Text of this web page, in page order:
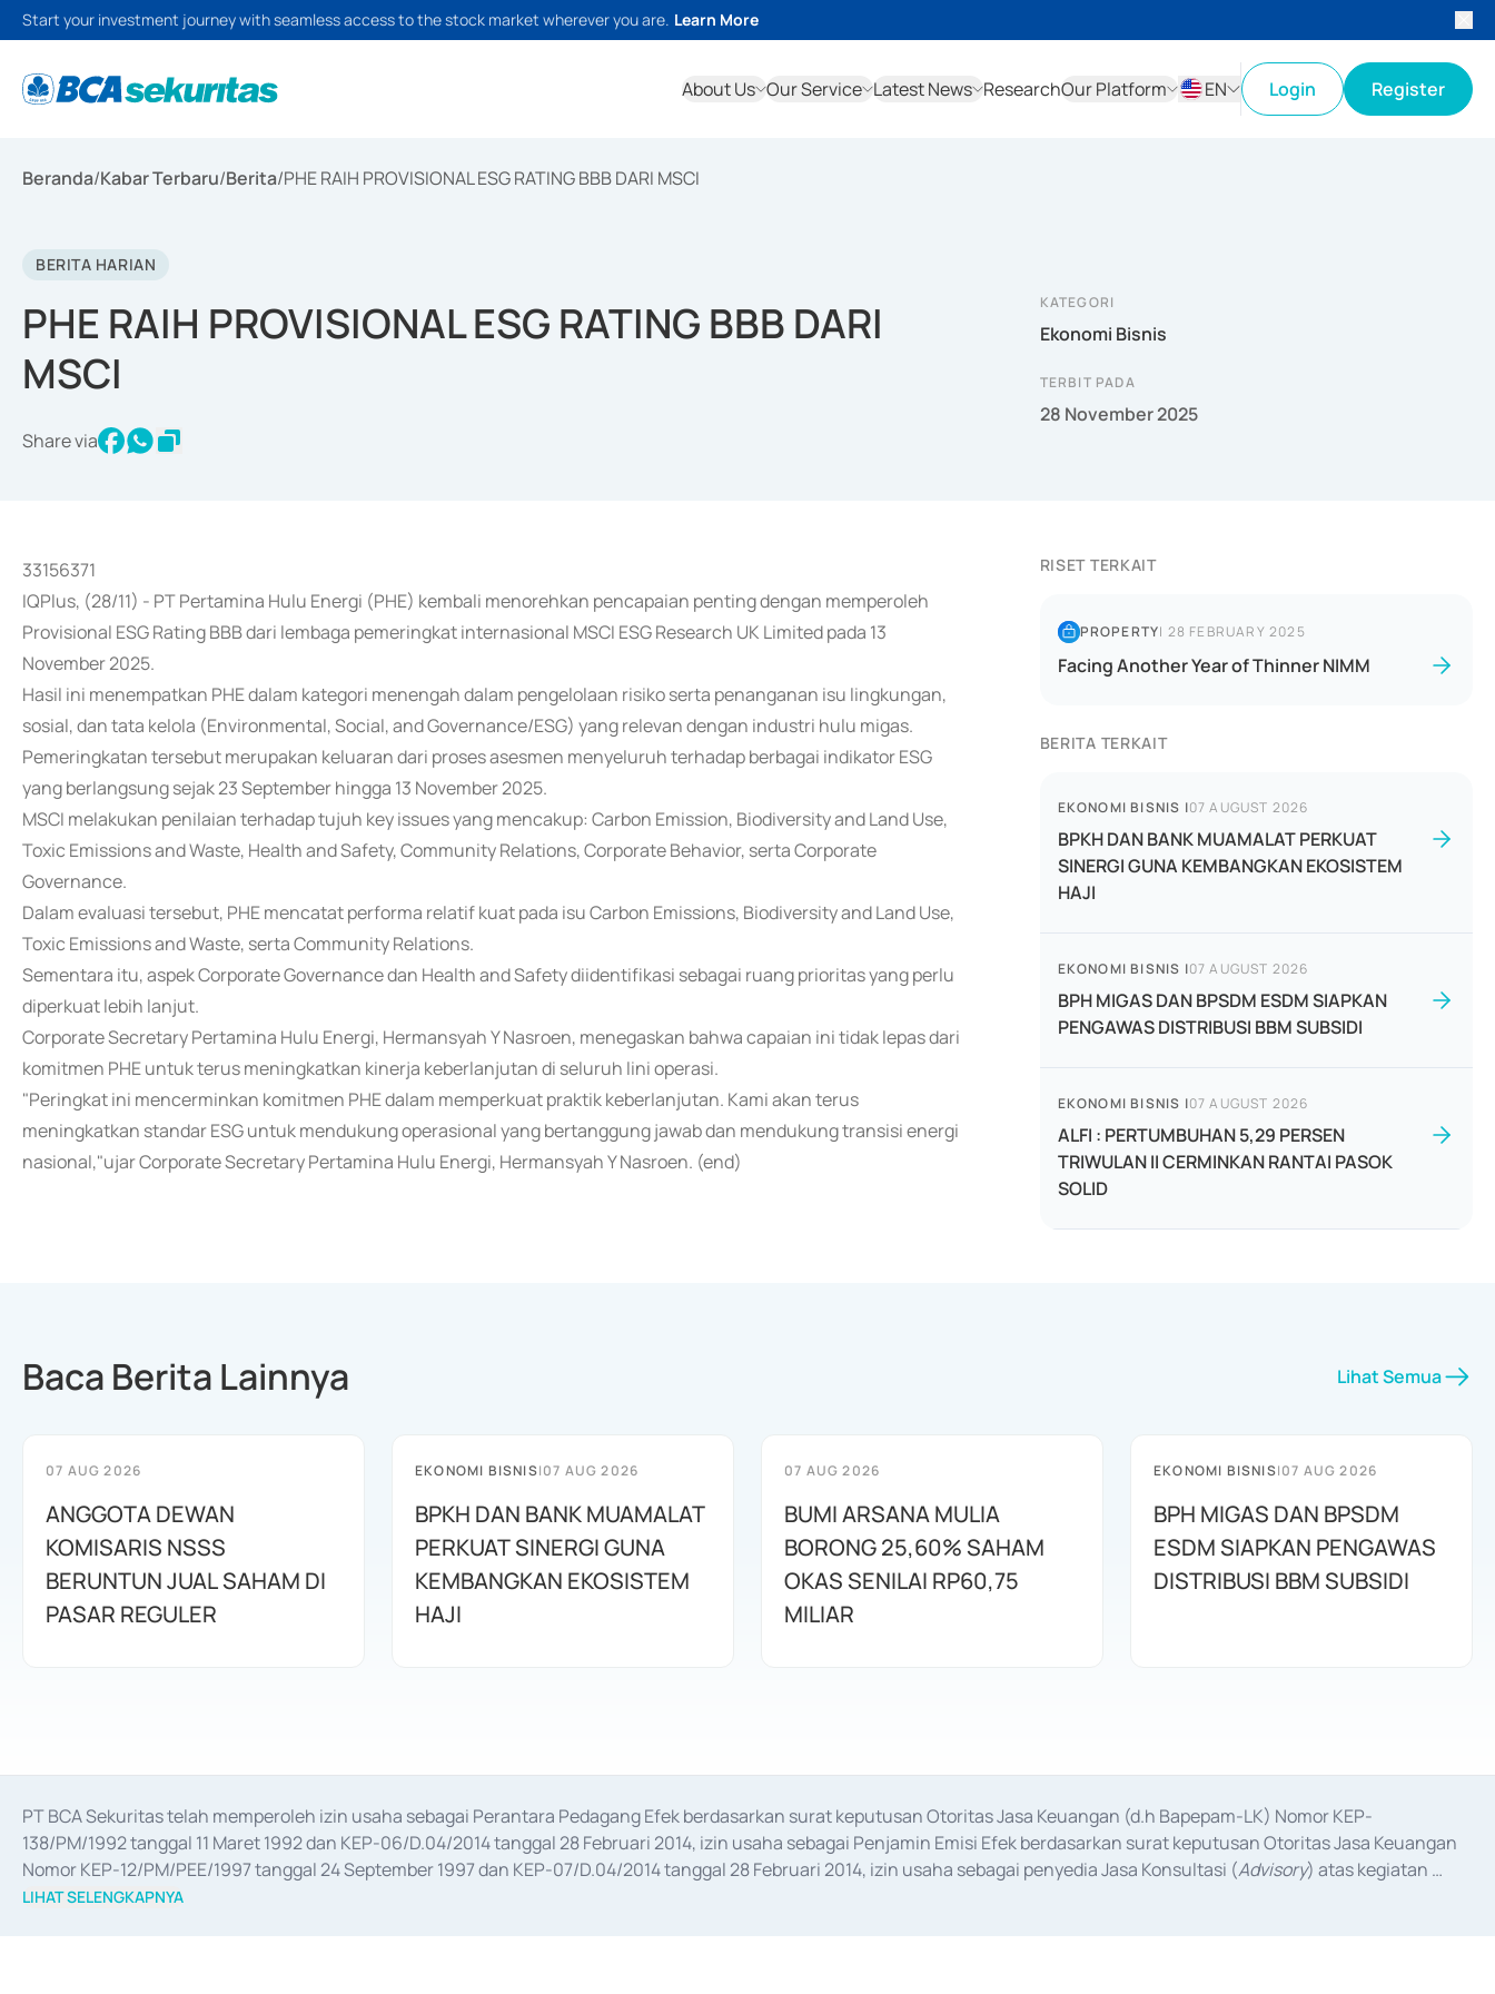
Start your investment journey with seamless access to the stock market wherever you are. Learn More
About Us Our Service Latest News ResearchOur Platform
EN
Login Register
Beranda/Kabar Terbaru/Berita/PHE RAIH PROVISIONAL ESG RATING BBB DARI MSCI
BERITA HARIAN
PHE RAIH PROVISIONAL ESG RATING BBB DARI
MSCI
Share via
KATEGORI
Ekonomi Bisnis
TERBIT PADA
28 November 2025
33156371
IQPlus, (28/11) - PT Pertamina Hulu Energi (PHE) kembali menorehkan pencapaian penting dengan memperoleh
Provisional ESG Rating BBB dari lembaga pemeringkat internasional MSCI ESG Research UK Limited pada 13
November 2025.
Hasil ini menempatkan PHE dalam kategori menengah dalam pengelolaan risiko serta penanganan isu lingkungan,
sosial, dan tata kelola (Environmental, Social, and Governance/ESG) yang relevan dengan industri hulu migas.
Pemeringkatan tersebut merupakan keluaran dari proses asesmen menyeluruh terhadap berbagai indikator ESG
yang berlangsung sejak 23 September hingga 13 November 2025.
MSCI melakukan penilaian terhadap tujuh key issues yang mencakup: Carbon Emission, Biodiversity and Land Use,
Toxic Emissions and Waste, Health and Safety, Community Relations, Corporate Behavior, serta Corporate
Governance.
Dalam evaluasi tersebut, PHE mencatat performa relatif kuat pada isu Carbon Emissions, Biodiversity and Land Use,
Toxic Emissions and Waste, serta Community Relations.
Sementara itu, aspek Corporate Governance dan Health and Safety diidentifikasi sebagai ruang prioritas yang perlu
diperkuat lebih lanjut.
Corporate Secretary Pertamina Hulu Energi, Hermansyah Y Nasroen, menegaskan bahwa capaian ini tidak lepas dari
komitmen PHE untuk terus meningkatkan kinerja keberlanjutan di seluruh lini operasi.
"Peringkat ini mencerminkan komitmen PHE dalam memperkuat praktik keberlanjutan. Kami akan terus
meningkatkan standar ESG untuk mendukung operasional yang bertanggung jawab dan mendukung transisi energi
nasional,"ujar Corporate Secretary Pertamina Hulu Energi, Hermansyah Y Nasroen. (end)
RISET TERKAIT
PROPERTY| 28 FEBRUARY 2025
Facing Another Year of Thinner NIMM
BERITA TERKAIT
EKONOMI BISNIS |07 AUGUST 2026
BPKH DAN BANK MUAMALAT PERKUAT
SINERGI GUNA KEMBANGKAN EKOSISTEM
HAJI
EKONOMI BISNIS |07 AUGUST 2026
BPH MIGAS DAN BPSDM ESDM SIAPKAN
PENGAWAS DISTRIBUSI BBM SUBSIDI
EKONOMI BISNIS |07 AUGUST 2026
ALFI : PERTUMBUHAN 5,29 PERSEN
TRIWULAN II CERMINKAN RANTAI PASOK
SOLID
Baca Berita Lainnya Lihat Semua
07 AUG 2026
ANGGOTA DEWAN
KOMISARIS NSSS
BERUNTUN JUAL SAHAM DI
PASAR REGULER
EKONOMI BISNIS|07 AUG 2026
BPKH DAN BANK MUAMALAT
PERKUAT SINERGI GUNA
KEMBANGKAN EKOSISTEM
HAJI
07 AUG 2026
BUMI ARSANA MULIA
BORONG 25,60% SAHAM
OKAS SENILAI RP60,75
MILIAR
EKONOMI BISNIS|07 AUG 2026
BPH MIGAS DAN BPSDM
ESDM SIAPKAN PENGAWAS
DISTRIBUSI BBM SUBSIDI
PT BCA Sekuritas telah memperoleh izin usaha sebagai Perantara Pedagang Efek berdasarkan surat keputusan Otoritas Jasa Keuangan (d.h Bapepam-LK) Nomor KEP-
138/PM/1992 tanggal 11 Maret 1992 dan KEP-06/D.04/2014 tanggal 28 Februari 2014, izin usaha sebagai Penjamin Emisi Efek berdasarkan surat keputusan Otoritas Jasa Keuangan
Nomor KEP-12/PM/PEE/1997 tanggal 24 September 1997 dan KEP-07/D.04/2014 tanggal 28 Februari 2014, izin usaha sebagai penyedia Jasa Konsultasi (Advisory) atas kegiatan
merger, akuisisi, divestasi, dan
LIHAT SELENGKAPNYA